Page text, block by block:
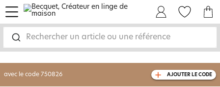
Rechercher un article ou une référence
menu
-30% sur votre commandedès 2 articles
livraison GRATUITEdès 110€ d'achat
avec le code 750826 AJOUTER LE CODE